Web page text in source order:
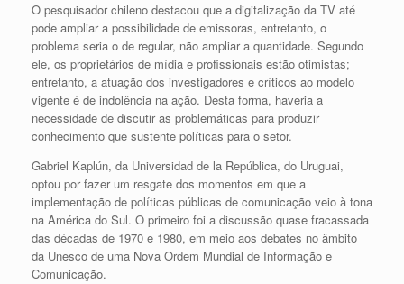
O pesquisador chileno destacou que a digitalização da TV até
pode ampliar a possibilidade de emissoras, entretanto, o
problema seria o de regular, não ampliar a quantidade. Segundo
ele, os proprietários de mídia e profissionais estão otimistas;
entretanto, a atuação dos investigadores e críticos ao modelo
vigente é de indolência na ação. Desta forma, haveria a
necessidade de discutir as problemáticas para produzir
conhecimento que sustente políticas para o setor.
Gabriel Kaplún, da Universidad de la República, do Uruguai,
optou por fazer um resgate dos momentos em que a
implementação de políticas públicas de comunicação veio à tona
na América do Sul. O primeiro foi a discussão quase fracassada
das décadas de 1970 e 1980, em meio aos debates no âmbito
da Unesco de uma Nova Ordem Mundial de Informação e
Comunicação.